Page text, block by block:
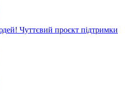
Чуттєвий проєкт підтримки